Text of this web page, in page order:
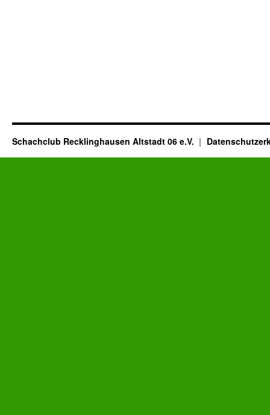
Schachclub Recklinghausen Altstadt 06 e.V.